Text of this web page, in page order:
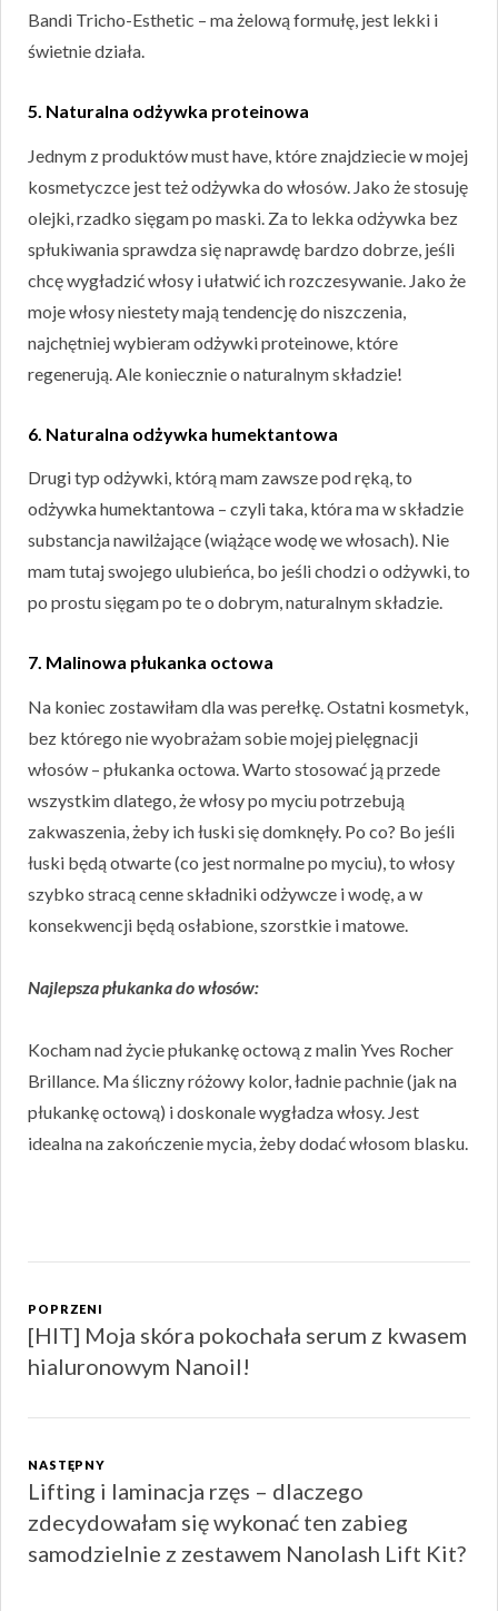
Bandi Tricho-Esthetic – ma żelową formułę, jest lekki i
świetnie działa.
5. Naturalna odżywka proteinowa
Jednym z produktów must have, które znajdziecie w mojej
kosmetyczce jest też odżywka do włosów. Jako że stosuję
olejki, rzadko sięgam po maski. Za to lekka odżywka bez
spłukiwania sprawdza się naprawdę bardzo dobrze, jeśli
chcę wygładzić włosy i ułatwić ich rozczesywanie. Jako że
moje włosy niestety mają tendencję do niszczenia,
najchętniej wybieram odżywki proteinowe, które
regenerują. Ale koniecznie o naturalnym składzie!
6. Naturalna odżywka humektantowa
Drugi typ odżywki, którą mam zawsze pod ręką, to
odżywka humektantowa – czyli taka, która ma w składzie
substancja nawilżające (wiążące wodę we włosach). Nie
mam tutaj swojego ulubieńca, bo jeśli chodzi o odżywki, to
po prostu sięgam po te o dobrym, naturalnym składzie.
7. Malinowa płukanka octowa
Na koniec zostawiłam dla was perełkę. Ostatni kosmetyk,
bez którego nie wyobrażam sobie mojej pielęgnacji
włosów – płukanka octowa. Warto stosować ją przede
wszystkim dlatego, że włosy po myciu potrzebują
zakwaszenia, żeby ich łuski się domknęły. Po co? Bo jeśli
łuski będą otwarte (co jest normalne po myciu), to włosy
szybko stracą cenne składniki odżywcze i wodę, a w
konsekwencji będą osłabione, szorstkie i matowe.
Najlepsza płukanka do włosów:
Kocham nad życie płukankę octową z malin Yves Rocher
Brillance. Ma śliczny różowy kolor, ładnie pachnie (jak na
płukankę octową) i doskonale wygładza włosy. Jest
idealna na zakończenie mycia, żeby dodać włosom blasku.
wpisy
POPRZENI
Poprzeni
wpis:
[HIT] Moja skóra pokochała serum z kwasem
hialuronowym Nanoil!
NASTĘPNY
Następny
wpis:
Lifting i laminacja rzęs – dlaczego
zdecydowałam się wykonać ten zabieg
samodzielnie z zestawem Nanolash Lift Kit?